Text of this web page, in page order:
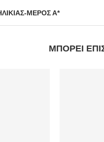
ΜΕΡΟΣ Α*
ΜΠΟΡΕΊ